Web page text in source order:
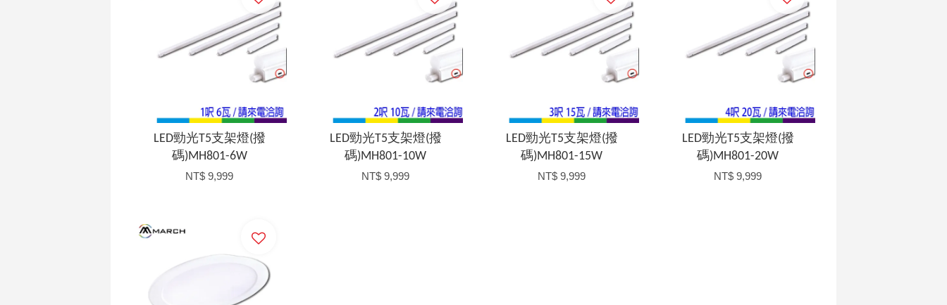
LED勁光T5支架燈(撥
碼)MH801-6W
NT$ 9,999
LED勁光T5支架燈(撥
碼)MH801-10W
NT$ 9,999
LED勁光T5支架燈(撥
碼)MH801-15W
NT$ 9,999
LED勁光T5支架燈(撥
碼)MH801-20W
NT$ 9,999